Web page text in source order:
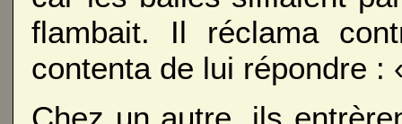
flambait. Il réclama
contenta de lui répondre